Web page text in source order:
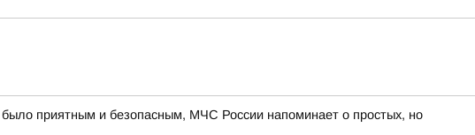
приятным и безопасным, МЧС России напоминает о простых, но